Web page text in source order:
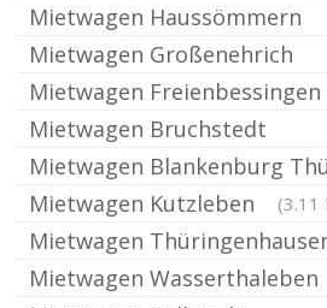
Mietwagen Haussömmern
Mietwagen Großenehrich
Mietwagen Freienbessingen
Mietwagen Bruchstedt
Mietwagen Blankenburg
Mietwagen Kutzleben (3.11
Mietwagen
Mietwagen Wasserthaleben